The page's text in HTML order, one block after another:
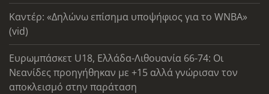
Καντέρ: «Δηλώνω επίσημα υποψήφιος για το WNBA»
(vid)
Ευρωμπάσκετ U18, Ελλάδα-Λιθουανία 66-74: Οι
Νεανίδες προηγήθηκαν με +15 αλλά γνώρισαν τον
αποκλεισμό στην παράταση